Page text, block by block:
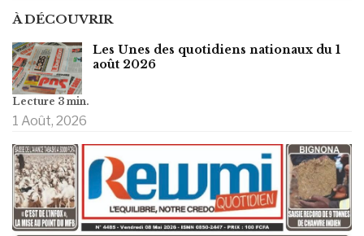
À DÉCOUVRIR
Les Unes des quotidiens nationaux du 1
août 2026
1 Août, 2026